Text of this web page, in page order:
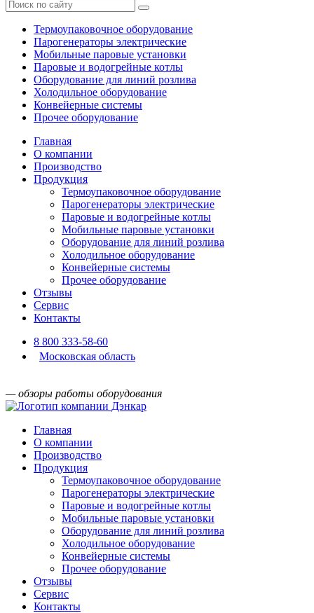
Термоупаковочное оборудование
Парогенераторы электрические
Мобильные паровые установки
Паровые и водогрейные котлы
Оборудование для линий розлива
Холодильное оборудование
Конвейерные системы
Прочее оборудование
Главная
О компании
Производство
Продукция
Термоупаковочное оборудование
Парогенераторы электрические
Паровые и водогрейные котлы
Мобильные паровые установки
Оборудование для линий розлива
Холодильное оборудование
Конвейерные системы
Прочее оборудование
Отзывы
Сервис
Контакты
8 800 333-58-60
Московская область
— обзоры работы оборудования
Главная
О компании
Производство
Продукция
Термоупаковочное оборудование
Парогенераторы электрические
Паровые и водогрейные котлы
Мобильные паровые установки
Оборудование для линий розлива
Холодильное оборудование
Конвейерные системы
Прочее оборудование
Отзывы
Сервис
Контакты